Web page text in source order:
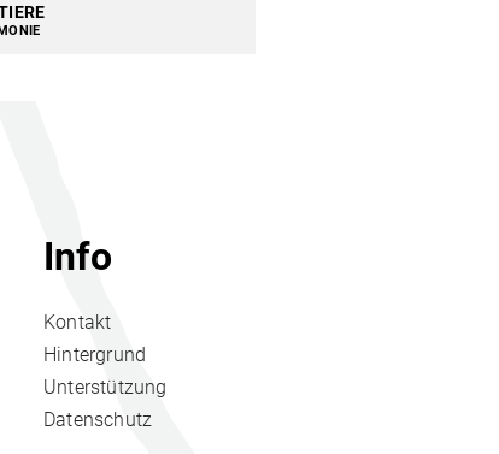
Info
Kontakt
Hintergrund
Unterstützung
Datenschutz